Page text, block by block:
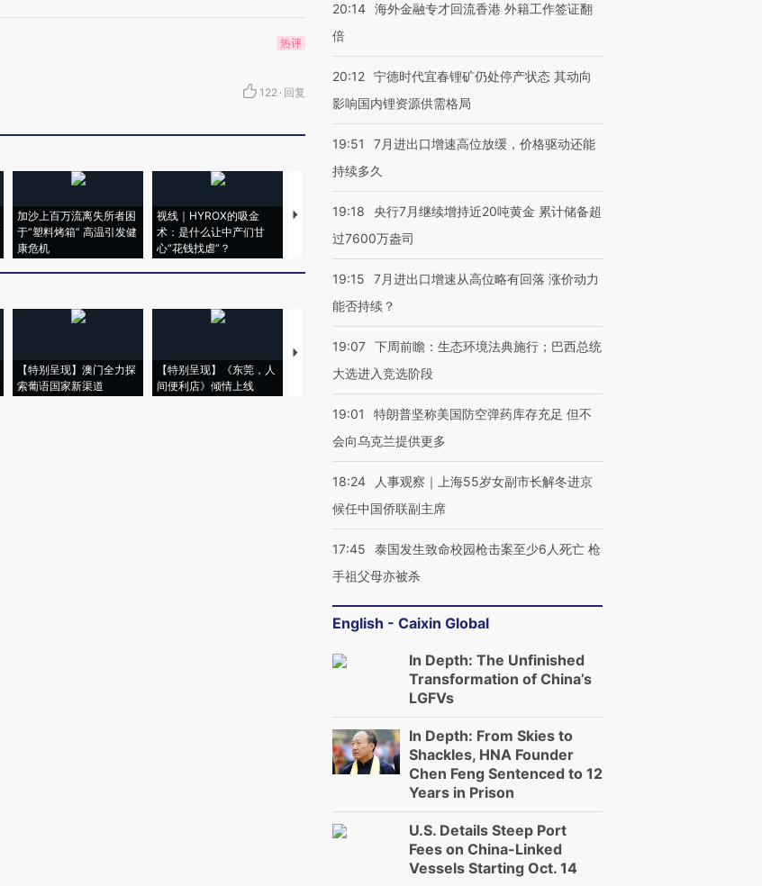
热评
122 · 回复
加沙上百万流离失所者困
于“塑料烤箱” 高温引发健
康危机
视线｜HYROX的吸金
术：是什么让中产们甘
心“花钱找虐”？
马航飞行员跨国走私7万
粒摇头丸 尿检体内含3种
视线｜被称为“蟑螂”的印
视线｜“入侵”还是“人道危
【特别呈现】澳门全力探
索葡语国家新渠道
【特别呈现】《东莞，人
间便利店》倾情上线
【推广】走进第四届链博
会，让数智科技“链”接产
【商旅对话】华住集团
20:14 海外金融专才回流香港 外籍工作签证翻
倍
20:12 宁德时代宜春锂矿仍处停产状态 其动向
影响国内锂资源供需格局
19:51
7月进出口增速高位放缓，价格驱动还能
持续多久
19:18
央行7月继续增持近20吨黄金 累计储备超
过7600万盎司
19:15
7月进出口增速从高位略有回落 涨价动力
能否持续？
19:07 下周前瞻：生态环境法典施行；巴西总统
大选进入竞选阶段
19:01
特朗普坚称美国防空弹药库存充足 但不
会向乌克兰提供更多
18:24
人事观察｜上海55岁女副市长解冬进京
候任中国侨联副主席
17:45
泰国发生致命校园枪击案至少6人死亡 枪
手祖父母亦被杀
English - Caixin Global
In Depth: The Unfinished
Transformation of China’s
LGFVs
In Depth: From Skies to
Shackles, HNA Founder
Chen Feng Sentenced to 12
Years in Prison
U.S. Details Steep Port
Fees on China-Linked
Vessels Starting Oct. 14